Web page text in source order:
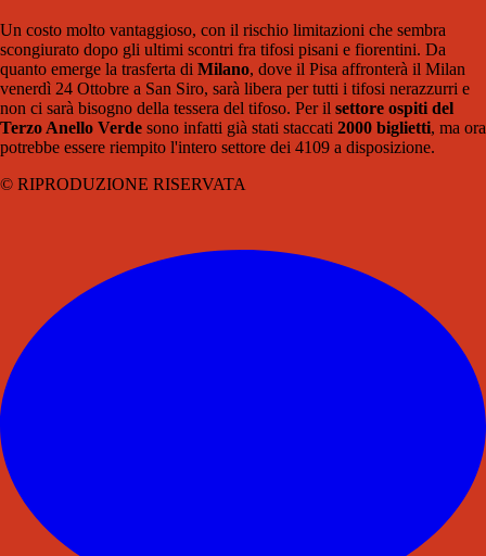
Un costo molto vantaggioso, con il rischio limitazioni che sembra
scongiurato dopo gli ultimi scontri fra tifosi pisani e fiorentini. Da
quanto emerge la trasferta di Milano, dove il Pisa affronterà il Milan
venerdì 24 Ottobre a San Siro, sarà libera per tutti i tifosi nerazzurri e
non ci sarà bisogno della tessera del tifoso. Per il settore ospiti del
Terzo Anello Verde sono infatti già stati staccati 2000 biglietti, ma ora
potrebbe essere riempito l'intero settore dei 4109 a disposizione.
© RIPRODUZIONE RISERVATA